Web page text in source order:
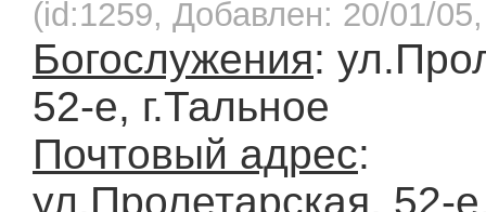
(id:1259, Добавлен: 20/01/
Богослужения:
52-е, г.Тальное
Почтовый адрес:
ул.Пролетарская, 52-